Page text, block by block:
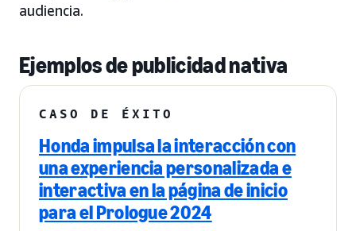
audiencia.
Ejemplos de publicidad nativa
CASO DE ÉXITO
Honda impulsa la interacción con
una experiencia personalizada e
interactiva en la página de inicio
para el Prologue 2024